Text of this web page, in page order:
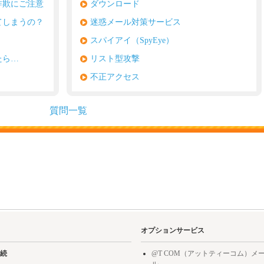
欺にご注意
まうの？
…
ダウンロード
迷惑メール対策サービス
スパイアイ（SpyEye）
リスト型攻撃
不正アクセス
質問一覧
オプションサービス
@T COM（アットティーコム）メ